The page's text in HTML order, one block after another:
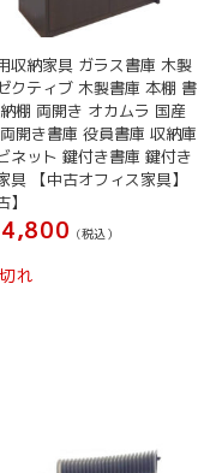
収納家具 ガラス書庫 木製
クティブ 木製書庫 本棚 書
棚 両開き オカムラ 国産
開き書庫 役員書庫 収納庫
ネット 鍵付き書庫 鍵付き
具 【中古オフィス家具】
】
(税込）
れ